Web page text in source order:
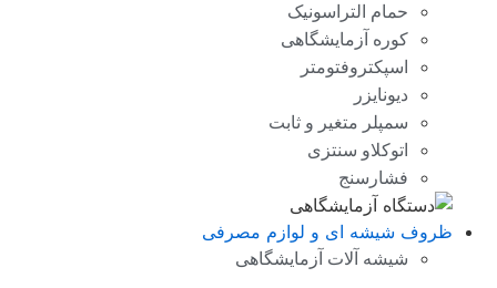
حمام التراسونیک
کوره آزمایشگاهی
اسپکتروفتومتر
دیونایزر
سمپلر متغیر و ثابت
اتوکلاو سنتزی
فشارسنج
ظروف شیشه ای و لوازم مصرفی
شیشه آلات آزمایشگاهی